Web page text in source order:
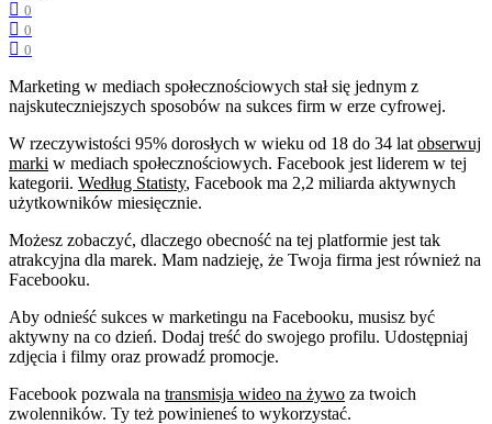
0
0
0
Marketing w mediach społecznościowych stał się jednym z
najskuteczniejszych sposobów na sukces firm w erze cyfrowej.
W rzeczywistości 95% dorosłych w wieku od 18 do 34 lat obserwuj
marki w mediach społecznościowych. Facebook jest liderem w tej
kategorii. Według Statisty, Facebook ma 2,2 miliarda aktywnych
użytkowników miesięcznie.
Możesz zobaczyć, dlaczego obecność na tej platformie jest tak
atrakcyjna dla marek. Mam nadzieję, że Twoja firma jest również na
Facebooku.
Aby odnieść sukces w marketingu na Facebooku, musisz być
aktywny na co dzień. Dodaj treść do swojego profilu. Udostępniaj
zdjęcia i filmy oraz prowadź promocje.
Facebook pozwala na transmisja wideo na żywo za twoich
zwolenników. Ty też powinieneś to wykorzystać.